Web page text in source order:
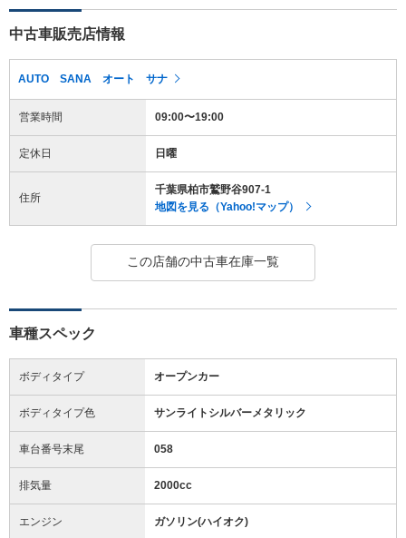
中古車販売店情報
AUTO SANA オート サナ
営業時間 09:00〜19:00
定休日 日曜
住所
千葉県柏市鷲野谷907-1
地図を見る（Yahoo!マップ）
この店舗の中古車在庫一覧
車種スペック
ボディタイプ オープンカー
ボディタイプ色 サンライトシルバーメタリック
車台番号末尾 058
排気量 2000cc
エンジン ガソリン(ハイオク)